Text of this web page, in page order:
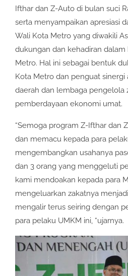
Ifthar dan Z-Auto di bulan suci
serta menyampaikan apresiasi
Wali Kota Metro yang diwakili
dukungan dan kehadiran dalam
Metro. Hal ini sebagai bentuk
Kota Metro dan penguat sinergi
daerah dan lembaga pengelola
pemberdayaan ekonomi umat.
“Semoga program Z-Ifthar dan
dan memacu kepada para
mengembangkan usahanya
dan 3 orang yang menggeluti
kami mendoakan kepada para
mengeluarkan zakatnya
mengalir terus seiring dengan
para pelaku UMKM ini, “ujarnya.